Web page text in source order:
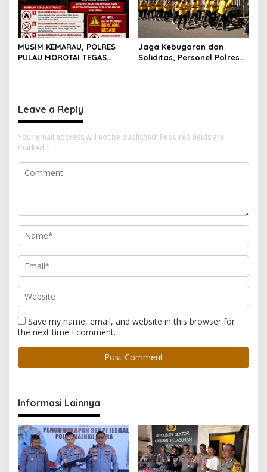
MUSIM KEMARAU, POLRES
PULAU MOROTAI TEGAS
Jaga Kebugaran dan
Soliditas, Personel Polres
Leave a Reply
Your email address will not be published. Required fields are
marked *
Save my name, email, and website in this browser for
the next time I comment.
Informasi Lainnya